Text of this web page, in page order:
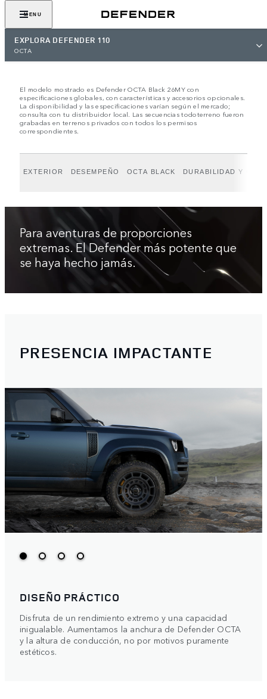
MENU
EXPLORA DEFENDER 110
OCTA
El modelo mostrado es Defender OCTA Black 26MY con
especificaciones globales, con características y accesorios opcionales.
La disponibilidad y las especificaciones varían según el mercado;
consulta con tu distribuidor local. Las secuencias todoterreno fueron
grabadas en terrenos privados con todos los permisos
correspondientes.
EXTERIOR DESEMPEÑO OCTA BLACK DURABILIDAD Y
Para aventuras de proporciones
extremas. El Defender más potente que
se haya hecho jamás.
PRESENCIA IMPACTANTE
DISEÑO PRÁCTICO
Disfruta de un rendimiento extremo y una capacidad
inigualable. Aumentamos la anchura de Defender OCTA
y la altura de conducción, no por motivos puramente
estéticos.